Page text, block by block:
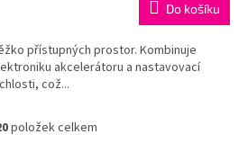
Do košíku
přístupných prostor. Kombinuje
akcelerátoru a nastavovací
což...
O
položek celkem